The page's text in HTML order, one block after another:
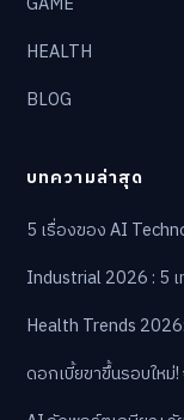
HEALTH
BLOG
บทความล่าสุด
5 เรื่องของ AI
Industrial 2026 : 5
Health Trends
ดอกเบี้ยขาขึ้นรอบให